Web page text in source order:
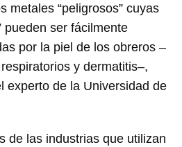
metales “peligrosos” cuyas
pueden ser fácilmente
por la piel de los obreros –
y dermatitis–,
experto de la Universidad de
de las industrias que utilizan